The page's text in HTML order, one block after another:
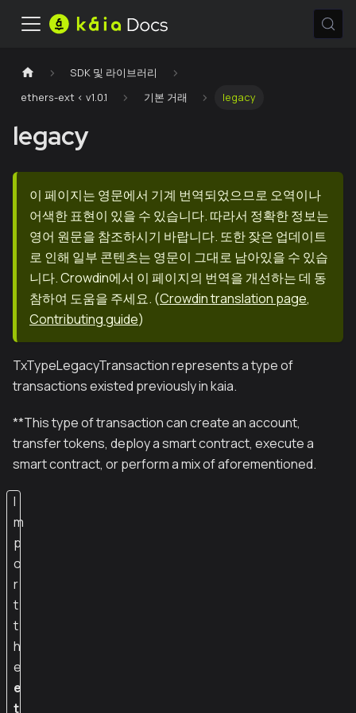
SDK 및 라이브러리
ethers-ext < v1.0.1
기본 거래 legacy
legacy
이 페이지는 영문에서 기계 번역되었으므로 오역이나
어색한 표현이 있을 수 있습니다. 따라서 정확한 정보는
영어 원문을 참조하시기 바랍니다. 또한 잦은 업데이트
로 인해 일부 콘텐츠는 영문이 그대로 남아있을 수 있습
니다. Crowdin에서 이 페이지의 번역을 개선하는 데 동
참하여 도움을 주세요. (Crowdin translation page,
Contributing guide)
TxTypeLegacyTransaction represents a type of
transactions existed previously in kaia.
**This type of transaction can create an account,
transfer tokens, deploy a smart contract, execute a
smart contract, or perform a mix of aforementioned.
I
m
p
o
r
t
t
h
e
e
t